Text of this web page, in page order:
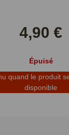
4,90 €
Épuisé
quand le produit
disponible